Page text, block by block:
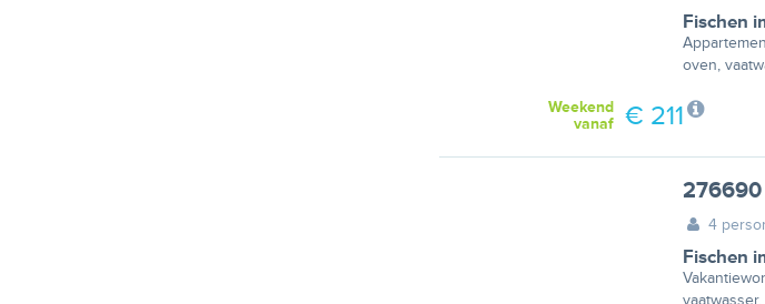
Fischen
oven,
Weekend
vanaf
€ 211
276690
4
Fischen